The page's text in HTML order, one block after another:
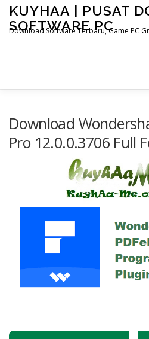
Skip
content
KUYHAA | PUSAT
SOFTWARE PC
Download Software Terbaru, Game PC
OTHER PAGES
Download
Pro 12.0.0.3706 Full